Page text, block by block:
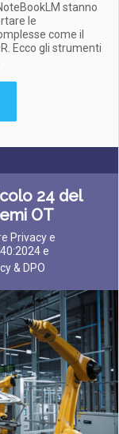
stanno
le
come il
Ecco gli strumenti
24 del
OT
Privacy e
e
& DPO